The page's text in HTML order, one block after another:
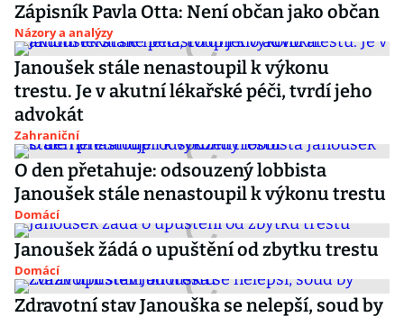
Zápisník Pavla Otta: Není občan jako občan
Názory a analýzy
Janoušek stále nenastoupil k výkonu
trestu. Je v akutní lékařské péči, tvrdí jeho
advokát
Zahraniční
O den přetahuje: odsouzený lobbista
Janoušek stále nenastoupil k výkonu trestu
Domácí
Janoušek žádá o upuštění od zbytku trestu
Domácí
Zdravotní stav Janouška se nelepší, soud by